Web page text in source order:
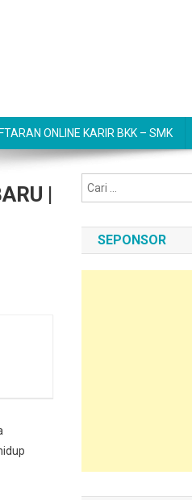
ONLINE KARIR BKK – SMK
|
SEPONSOR